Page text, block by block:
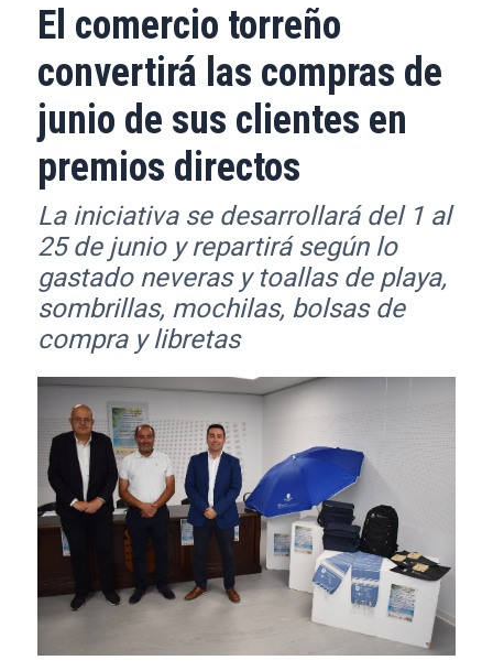
El comercio torreño
convertirá las compras de
junio de sus clientes en
premios directos
La iniciativa se desarrollará del 1 al
25 de junio y repartirá según lo
gastado neveras y toallas de playa,
sombrillas, mochilas, bolsas de
compra y libretas